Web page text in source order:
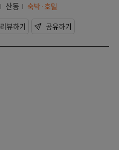
산동
숙박·호텔
리뷰하기 공유하기